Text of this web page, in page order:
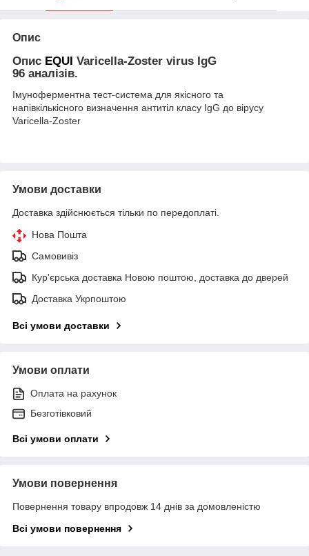
Опис
Опис EQUI Varicella-Zoster virus IgG
96 аналізів.
Імуноферментна тест-система для якісного та
напівкількісного визначення антитіл класу IgG до вірусу
Varicella-Zoster
Умови доставки
Доставка здійснюється тільки по передоплаті.
Нова Пошта
Самовивіз
Кур'єрська доставка Новою поштою, доставка до дверей
Доставка Укрпоштою
Всі умови доставки
Умови оплати
Оплата на рахунок
Безготівковий
Всі умови оплати
Умови повернення
Повернення товару впродовж 14 днів за домовленістю
Всі умови повернення